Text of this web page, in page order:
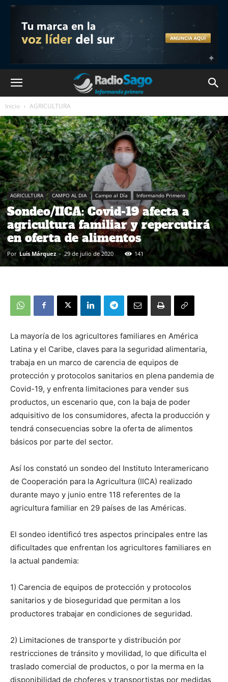
Inicio AGRICULTURA
AGRICULTURA CAMPO AL DIA Campo al Día Informando Primero
Sondeo/IICA: Covid-19 afecta a
agricultura familiar y repercutirá
en oferta de alimentos
Por Luis Márquez - 29 de julio de 2020 141
La mayoría de los agricultores familiares en América
Latina y el Caribe, claves para la seguridad alimentaria,
trabaja en un marco de carencia de equipos de
protección y protocolos sanitarios en plena pandemia de
Covid-19, y enfrenta limitaciones para vender sus
productos, un escenario que, con la baja de poder
adquisitivo de los consumidores, afecta la producción y
tendrá consecuencias sobre la oferta de alimentos
básicos por parte del sector.
Así los constató un sondeo del Instituto Interamericano
de Cooperación para la Agricultura (IICA) realizado
durante mayo y junio entre 118 referentes de la
agricultura familiar en 29 países de las Américas.
El sondeo identificó tres aspectos principales entre las
dificultades que enfrentan los agricultores familiares en
la actual pandemia:
1) Carencia de equipos de protección y protocolos
sanitarios y de bioseguridad que permitan a los
productores trabajar en condiciones de seguridad.
2) Limitaciones de transporte y distribución por
restricciones de tránsito y movilidad, lo que dificulta el
traslado comercial de productos, o por la merma en la
disponibilidad de choferes y transportistas por medidas